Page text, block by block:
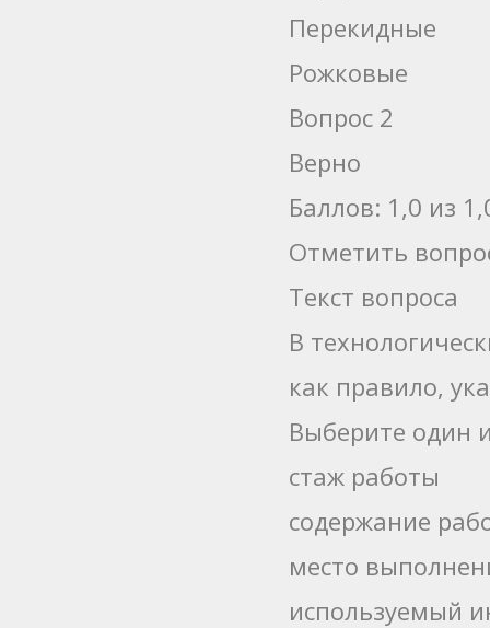
Перекидные
Рожковые
Вопрос 2
Верно
Баллов: 1,0 из
Отметить
Текст вопроса
В
как правило,
Выберите один
стаж работы
содержание
место
используемый